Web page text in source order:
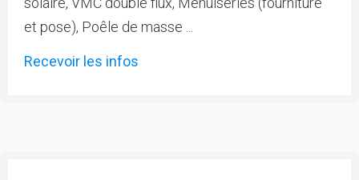
et pose), Poêle de masse ...
Recevoir les infos